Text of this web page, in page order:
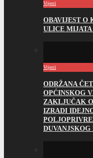
Vijesti
OBAVIJEST O
ULICE
Vijesti
ODRŽANA
OPĆINSKOG
ZAKLJUČAK
IZRADI
DUVANJSKOG